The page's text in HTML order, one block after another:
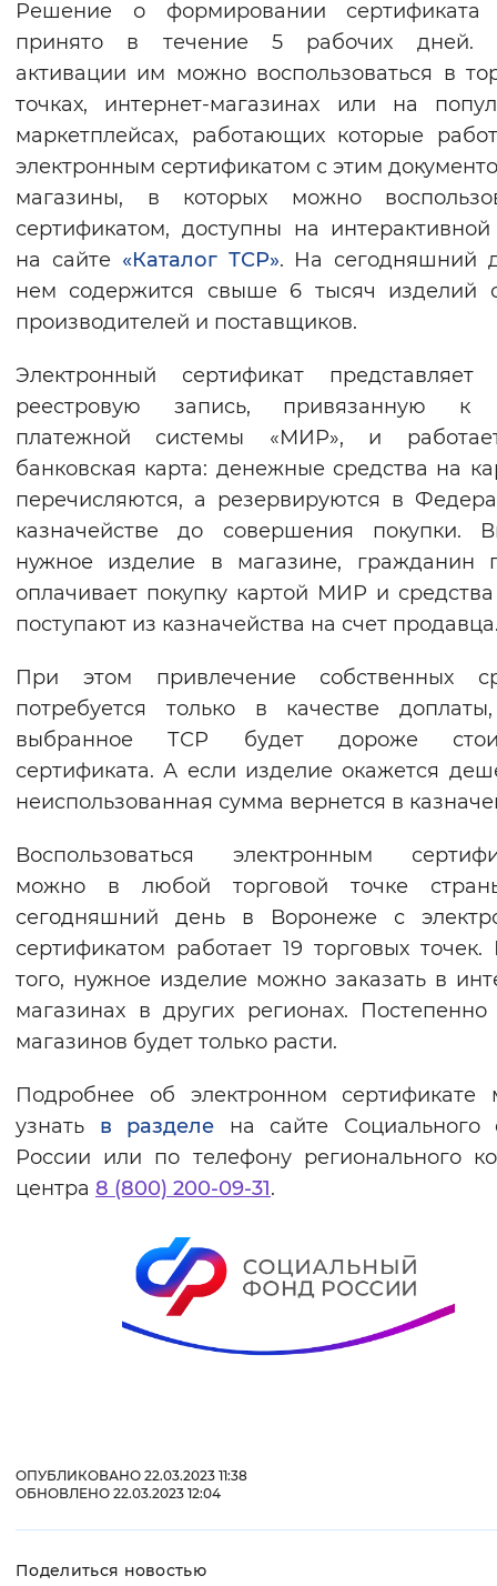
Решение о формировании сертификата
принято в течение 5 рабочих дней.
активации им можно воспользоваться в
точках, интернет-магазинах или на
маркетплейсах, работающих которые
электронным сертификатом с этим
магазины, в которых можно
сертификатом, доступны на интерактивной
на сайте «Каталог ТСР». На сегодняшний
нем содержится свыше 6 тысяч изделий
производителей и поставщиков.
Электронный сертификат представляет
реестровую запись, привязанную к
платежной системы «МИР», и
банковская карта: денежные средства на
перечисляются, а резервируются в
казначействе до совершения покупки.
нужное изделие в магазине, гражданин
оплачивает покупку картой МИР и
поступают из казначейства на счет
При этом привлечение собственных
потребуется только в качестве
выбранное ТСР будет дороже
сертификата. А если изделие окажется
неиспользованная сумма вернется в
Воспользоваться электронным
можно в любой торговой точке
сегодняшний день в Воронеже с
сертификатом работает 19 торговых
того, нужное изделие можно заказать в
магазинах в других регионах. Постепенно
магазинов будет только расти.
Подробнее об электронном сертификате
узнать в разделе на сайте Социального
России или по телефону регионального
центра 8 (800) 200-09-31.
ОПУБЛИКОВАНО 22.03.2023 11:38
ОБНОВЛЕНО 22.03.2023 12:04
Поделиться новостью